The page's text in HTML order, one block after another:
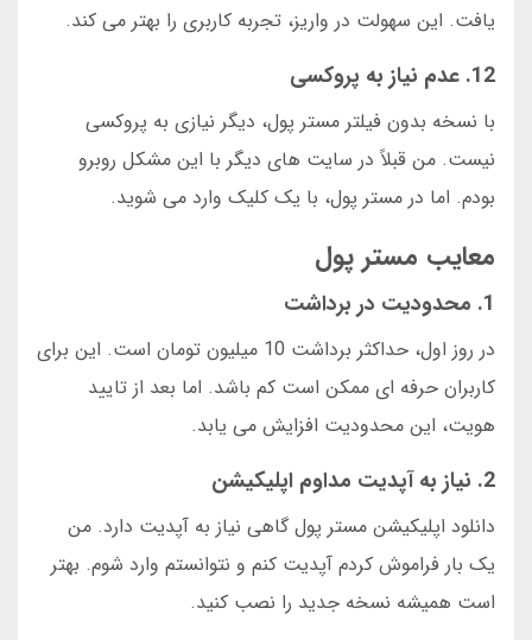
یافت. این سهولت در واریز، تجربه کاربری را بهتر می کند.
12. عدم نیاز به پروکسی
با نسخه بدون فیلتر مستر پول، دیگر نیازی به پروکسی
نیست. من قبلاً در سایت های دیگر با این مشکل روبرو
بودم. اما در مستر پول، با یک کلیک وارد می شوید.
معایب مستر پول
1. محدودیت در برداشت
در روز اول، حداکثر برداشت 10 میلیون تومان است. این برای
کاربران حرفه ای ممکن است کم باشد. اما بعد از تایید
هویت، این محدودیت افزایش می یابد.
2. نیاز به آپدیت مداوم اپلیکیشن
دانلود اپلیکیشن مستر پول گاهی نیاز به آپدیت دارد. من
یک بار فراموش کردم آپدیت کنم و نتوانستم وارد شوم. بهتر
است همیشه نسخه جدید را نصب کنید.